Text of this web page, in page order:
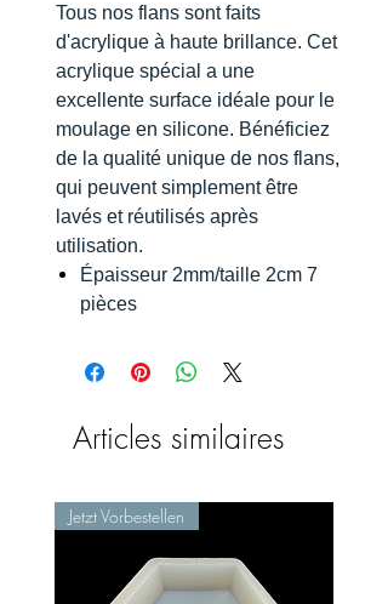
Tous nos flans sont faits
d'acrylique à haute brillance. Cet
acrylique spécial a une
excellente surface idéale pour le
moulage en silicone. Bénéficiez
de la qualité unique de nos flans,
qui peuvent simplement être
lavés et réutilisés après
utilisation.
Épaisseur 2mm/taille 2cm 7
pièces
Articles similaires
Jetzt Vorbestellen